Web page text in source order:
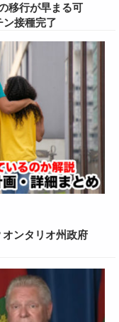
移行が早まる可
ン接種完了
ンタリオ州政府